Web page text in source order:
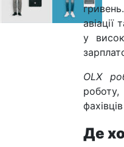
у
OLX
Де